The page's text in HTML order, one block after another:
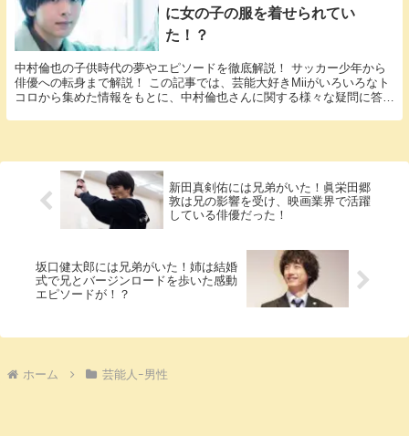
に女の子の服を着せられてい
た！？
中村倫也の子供時代の夢やエピソードを徹底解説！ サッカー少年から
俳優への転身まで解説！ この記事では、芸能大好きMiiがいろいろなト
コロから集めた情報をもとに、中村倫也さんに関する様々な疑問に答え
新田真剣佑には兄弟がいた！眞栄田郷
敦は兄の影響を受け、映画業界で活躍
している俳優だった！
坂口健太郎には兄弟がいた！姉は結婚
式で兄とバージンロードを歩いた感動
エピソードが！？
ホーム 芸能人ｰ男性